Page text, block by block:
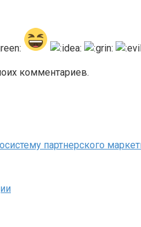
комментариев.
партнерского